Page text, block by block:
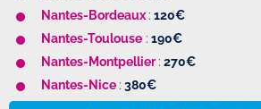
Nantes-Bordeaux : 120€
Nantes-Toulouse : 190€
Nantes-Montpellier : 270€
Nantes-Nice : 380€